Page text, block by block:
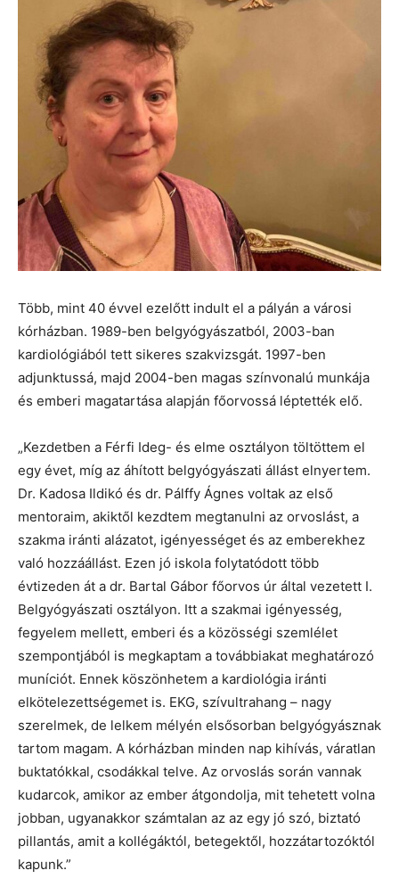
Több, mint 40 évvel ezelőtt indult el a pályán a városi
kórházban. 1989-ben belgyógyászatból, 2003-ban
kardiológiából tett sikeres szakvizsgát. 1997-ben
adjunktussá, majd 2004-ben magas színvonalú munkája
és emberi magatartása alapján főorvossá léptették elő.
„Kezdetben a Férfi Ideg- és elme osztályon töltöttem el
egy évet, míg az áhított belgyógyászati állást elnyertem.
Dr. Kadosa Ildikó és dr. Pálffy Ágnes voltak az első
mentoraim, akiktől kezdtem megtanulni az orvoslást, a
szakma iránti alázatot, igényességet és az emberekhez
való hozzáállást. Ezen jó iskola folytatódott több
évtizeden át a dr. Bartal Gábor főorvos úr által vezetett I.
Belgyógyászati osztályon. Itt a szakmai igényesség,
fegyelem mellett, emberi és a közösségi szemlélet
szempontjából is megkaptam a továbbiakat meghatározó
muníciót. Ennek köszönhetem a kardiológia iránti
elkötelezettségemet is. EKG, szívultrahang – nagy
szerelmek, de lelkem mélyén elsősorban belgyógyásznak
tartom magam. A kórházban minden nap kihívás, váratlan
buktatókkal, csodákkal telve. Az orvoslás során vannak
kudarcok, amikor az ember átgondolja, mit tehetett volna
jobban, ugyanakkor számtalan az az egy jó szó, biztató
pillantás, amit a kollégáktól, betegektől, hozzátartozóktól
kapunk.”